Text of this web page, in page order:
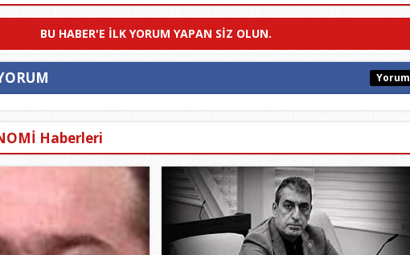
BU HABER'E ILK YORUM YAPAN SIZ OLUN.
Yorum
Haberleri